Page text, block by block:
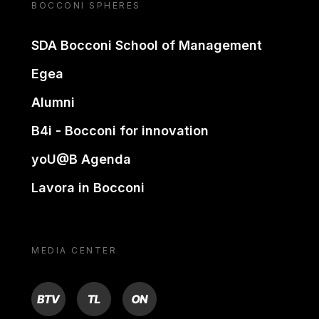
BOCCONI SPHERES
SDA Bocconi School of Management
Egea
Alumni
B4i - Bocconi for innovation
yoU@B Agenda
Lavora in Bocconi
MEDIA CENTER
BTV TL ON